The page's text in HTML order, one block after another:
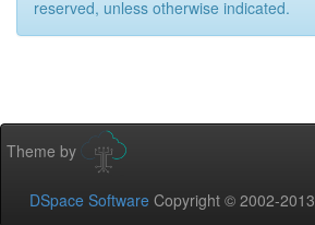
reserved, unless otherwise indicated.
Theme by
DSpace Software Copyright © 2002-2013